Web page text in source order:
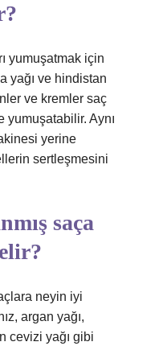
yumuşatmak için
yağı ve hindistan
ve kremler saç
Aynı
yerine
sertleşmesini
saça
neyin iyi
argan yağı,
cevizi yağı gibi